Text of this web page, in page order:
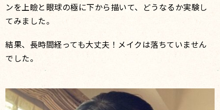
ンを上瞼と眼球の極に下から描いて、どうなるか実験し
てみました。
結果、長時間経っても大丈夫！メイクは落ちていません
でした。